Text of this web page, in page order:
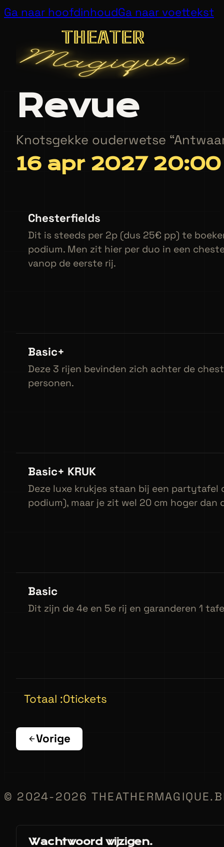
Ga naar hoofdinhoudGa naar voettekst
Revue
Knotsgekke ouderwetse
16 apr 2027 20:00
Chesterfields
Dit is steeds per 2p (dus 25€ pp) te
podium. Men zit hier per duo in een
vanop de eerste rij.
Basic+
Deze 3 rijen bevinden zich achter de
personen.
Basic+ KRUK
Deze luxe krukjes staan bij een
podium), maar je zit wel 20 cm hoger dan
Basic
Dit zijn de 4e en 5e rij en garanderen 1
Totaal :0tickets
Vorige
© 2024-2026
Wachtwoord wijzigen.